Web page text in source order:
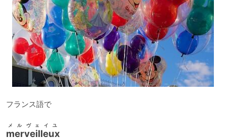
フランス語で
merveilleux
メルヴェイユ